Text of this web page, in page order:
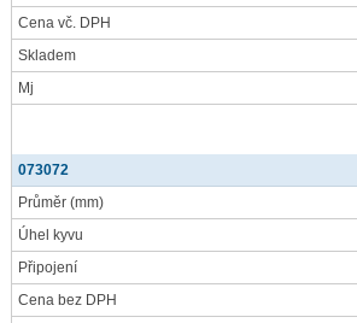
Cena vč. DPH
Skladem
Mj
073072
Průměr (mm)
Úhel kyvu
Připojení
Cena bez DPH